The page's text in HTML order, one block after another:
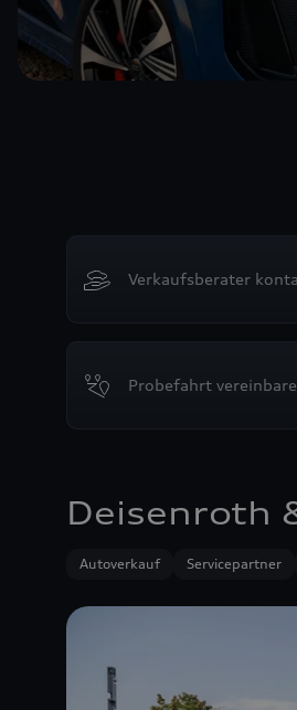
Verkaufsberater
Probefahrt
Deisenroth
Autoverkauf Servicepartner